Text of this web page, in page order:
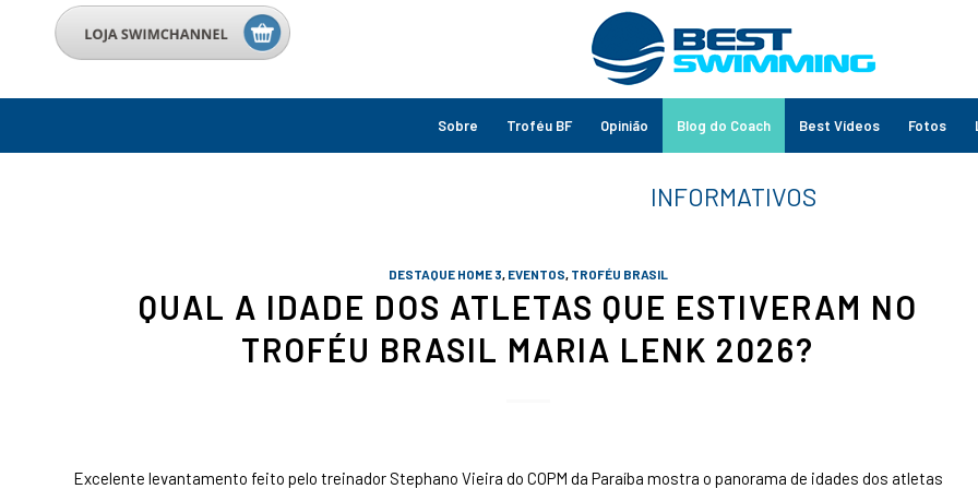
Sobre Troféu BF Opinião Blog do Coach Best Vídeos Fotos
DESTAQUE HOME 3, EVENTOS, TROFÉU BRASIL
QUAL A IDADE DOS ATLETAS QUE ESTIVERAM NO
TROFÉU BRASIL MARIA LENK 2026?
Excelente levantamento feito pelo treinador Stephano Vieira do COPM da Paraíba mostra o panorama de idades dos atletas